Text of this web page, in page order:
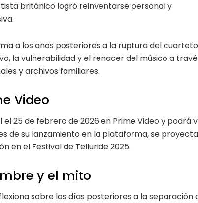
británico logró reinventarse personal y
a los años posteriores a la ruptura del
la vulnerabilidad y el renacer del músico a
y archivos familiares.
Video
25 de febrero de 2026 en Prime Video y podrá
de su lanzamiento en la plataforma, se
en el Festival de Telluride 2025.
y el mito
sobre los días posteriores a la separación